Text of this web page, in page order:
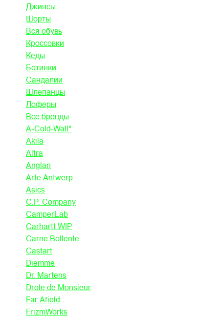
Джинсы
Шорты
Вся обувь
Кроссовки
Кеды
Ботинки
Сандалии
Шлепанцы
Лоферы
Все бренды
A-Cold-Wall*
Akila
Altra
Anglan
Arte Antwerp
Asics
C.P. Company
CamperLab
Carhartt WIP
Carne Bollente
Castart
Diemme
Dr. Martens
Drole de Monsieur
Far Afield
FrizmWorks